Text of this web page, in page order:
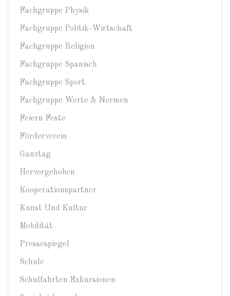
Fachgruppe Physik
Fachgruppe Politik-Wirtschaft
Fachgruppe Religion
Fachgruppe Spanisch
Fachgruppe Sport
Fachgruppe Werte & Normen
Feiern Feste
Förderverein
Ganztag
Hervorgehoben
Kooperationspartner
Kunst Und Kultur
Mobilität
Pressespiegel
Schule
Schulfahrten Exkursionen